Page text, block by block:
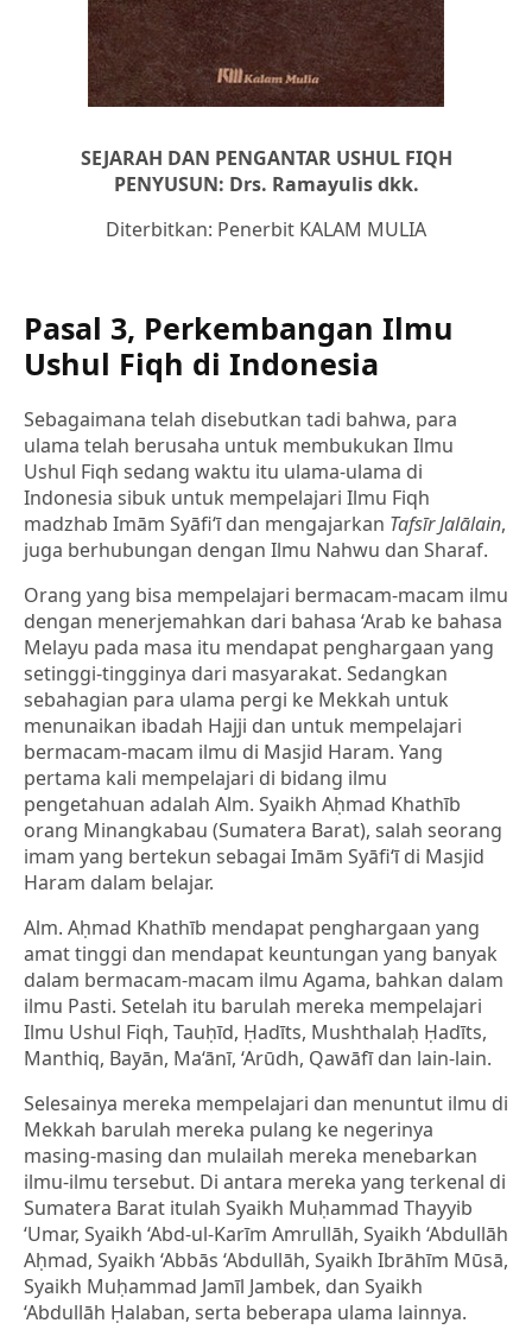
SEJARAH DAN PENGANTAR USHUL FIQH
PENYUSUN: Drs. Ramayulis dkk.
Diterbitkan: Penerbit KALAM MULIA
Pasal 3, Perkembangan Ilmu
Ushul Fiqh di Indonesia
Sebagaimana telah disebutkan tadi bahwa, para
ulama telah berusaha untuk membukukan Ilmu
Ushul Fiqh sedang waktu itu ulama-ulama di
Indonesia sibuk untuk mempelajari Ilmu Fiqh
madzhab Imām Syāfi‘ī dan mengajarkan Tafsīr Jalālain,
juga berhubungan dengan Ilmu Nahwu dan Sharaf.
Orang yang bisa mempelajari bermacam-macam ilmu
dengan menerjemahkan dari bahasa ‘Arab ke bahasa
Melayu pada masa itu mendapat penghargaan yang
setinggi-tingginya dari masyarakat. Sedangkan
sebahagian para ulama pergi ke Mekkah untuk
menunaikan ibadah Hajji dan untuk mempelajari
bermacam-macam ilmu di Masjid Haram. Yang
pertama kali mempelajari di bidang ilmu
pengetahuan adalah Alm. Syaikh Aḥmad Khathīb
orang Minangkabau (Sumatera Barat), salah seorang
imam yang bertekun sebagai Imām Syāfi‘ī di Masjid
Haram dalam belajar.
Alm. Aḥmad Khathīb mendapat penghargaan yang
amat tinggi dan mendapat keuntungan yang banyak
dalam bermacam-macam ilmu Agama, bahkan dalam
ilmu Pasti. Setelah itu barulah mereka mempelajari
Ilmu Ushul Fiqh, Tauḥīd, Ḥadīts, Mushthalaḥ Ḥadīts,
Manthiq, Bayān, Ma‘ānī, ‘Arūdh, Qawāfī dan lain-lain.
Selesainya mereka mempelajari dan menuntut ilmu di
Mekkah barulah mereka pulang ke negerinya
masing-masing dan mulailah mereka menebarkan
ilmu-ilmu tersebut. Di antara mereka yang terkenal di
Sumatera Barat itulah Syaikh Muḥammad Thayyib
‘Umar, Syaikh ‘Abd-ul-Karīm Amrullāh, Syaikh ‘Abdullāh
Aḥmad, Syaikh ‘Abbās ‘Abdullāh, Syaikh Ibrāhīm Mūsā,
Syaikh Muḥammad Jamīl Jambek, dan Syaikh
‘Abdullāh Ḥalaban, serta beberapa ulama lainnya.